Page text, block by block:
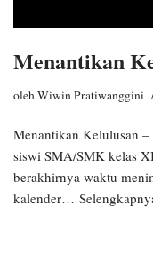
Menantikan
olehWiwin Pratiwanggini
Menantikan Kelulusan
siswi SMA/SMK kelas
berakhirnya waktu
kalender…